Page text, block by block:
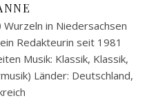
in Niedersachsen
Redakteurin seit 1981
Musik: Klassik, Klassik,
Länder: Deutschland,